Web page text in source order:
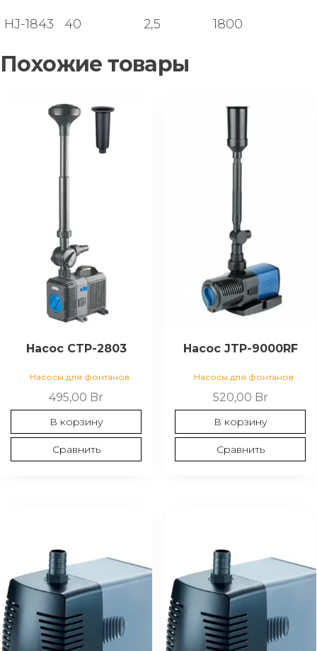
HJ-1843
40 2,5 1800
Похожие товары
Насос CTP-2803
Насосы для фонтанов
495,00 Br
В корзину
Сравнить
Насос JTP-9000RF
Насосы для фонтанов
520,00 Br
В корзину
Сравнить